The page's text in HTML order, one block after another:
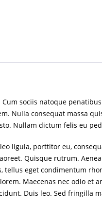
sociis natoque
Nulla consequat massa
Nullam dictum felis eu
ligula, porttitor eu,
Quisque rutrum.
eget condimentum
Maecenas nec odio et
Duis leo. Sed fringilla